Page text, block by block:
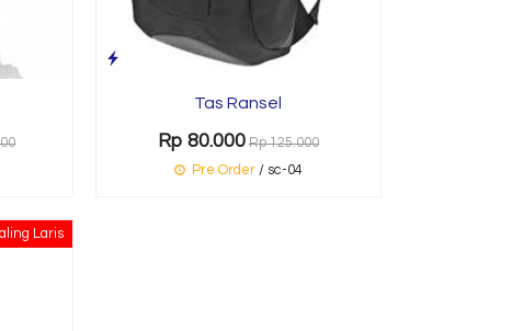
Tas Ransel
Rp 80.000 Rp 125.000
Pre Order/ sc-04
Laris